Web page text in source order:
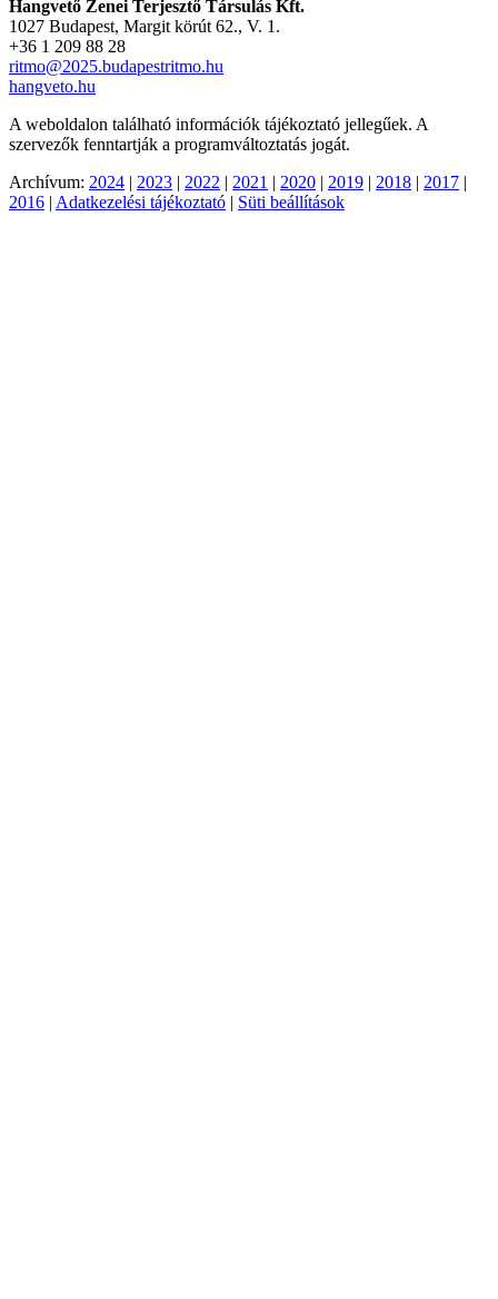
Hangvető Zenei Terjesztő Társulás Kft.
1027 Budapest, Margit körút 62., V. 1.
+36 1 209 88 28
ritmo@2025.budapestritmo.hu
hangveto.hu
A weboldalon található információk tájékoztató jellegűek. A
szervezők fenntartják a programváltoztatás jogát.
Archívum: 2024 | 2023 | 2022 | 2021 | 2020 | 2019 | 2018 | 2017 |
2016 | Adatkezelési tájékoztató | Süti beállítások